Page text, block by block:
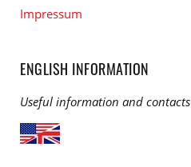
Impressum
ENGLISH INFORMATION
Useful information and contacts